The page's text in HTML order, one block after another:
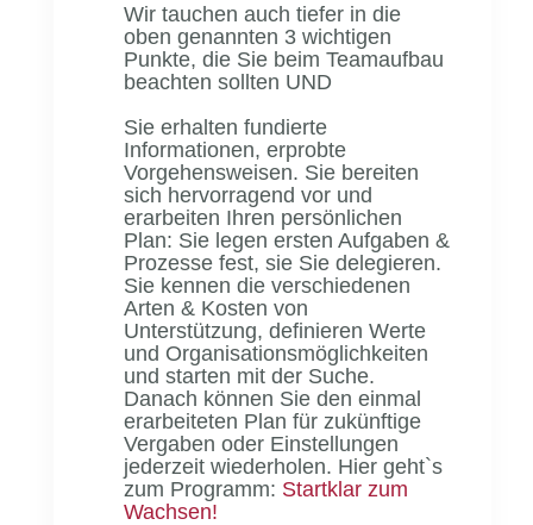
Wir tauchen auch tiefer in die
oben genannten 3 wichtigen
Punkte, die Sie beim Teamaufbau
beachten sollten UND
Sie erhalten fundierte
Informationen, erprobte
Vorgehensweisen. Sie bereiten
sich hervorragend vor und
erarbeiten Ihren persönlichen
Plan: Sie legen ersten Aufgaben &
Prozesse fest, sie Sie delegieren.
Sie kennen die verschiedenen
Arten & Kosten von
Unterstützung, definieren Werte
und Organisationsmöglichkeiten
und starten mit der Suche.
Danach können Sie den einmal
erarbeiteten Plan für zukünftige
Vergaben oder Einstellungen
jederzeit wiederholen. Hier geht`s
zum Programm: Startklar zum
Wachsen!